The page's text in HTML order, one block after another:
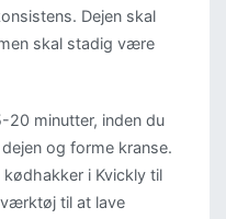
Dejen skal
skal stadig være
20 minutter, inden du
og forme kranse.
i Kvickly til
til at lave